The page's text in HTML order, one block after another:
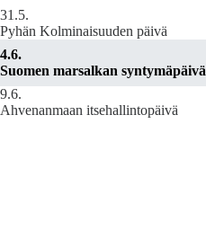
31.5.
Pyhän Kolminaisuuden päivä
4.6.
Suomen marsalkan syntymäpäivä
9.6.
Ahvenanmaan itsehallintopäivä